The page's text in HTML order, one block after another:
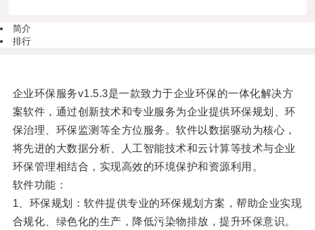
简介
排行
企业环保服务v1.5.3是一款致力于企业环保的一体化解决方
案软件，通过创新技术和专业服务为企业提供环保规划、环
保治理、环保监测等全方位服务。软件以数据驱动为核心，
将先进的大数据分析、人工智能技术和云计算等技术与企业
环保管理相结合，实现高效的环境保护和资源利用。
软件功能：
1、环保规划：软件提供专业的环保规划方案，帮助企业实现
合规化、绿色化的生产，降低污染物排放，提升环保意识。